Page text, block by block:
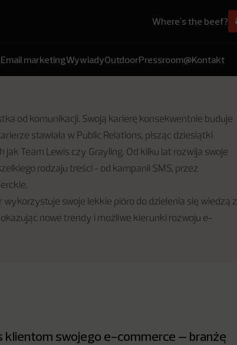
Where's the beef?
Email marketingWywiadyOutdoorPressroom@Kontakt
od komunikacji. Swoją karierę konsekwentnie buduje
stawiała w Public Relations, pisząc dziesiątki
jak Team Lewis czy Grayling. Od kilku lat rozwija swoje
rodzaju treści - od kampanii SMS, przez
swoje lekkie pióro do dzielenia się wiedzą z
nowe trendy i możliwe kierunki rozwoju e-
klientom swojego e-commerce – branżę